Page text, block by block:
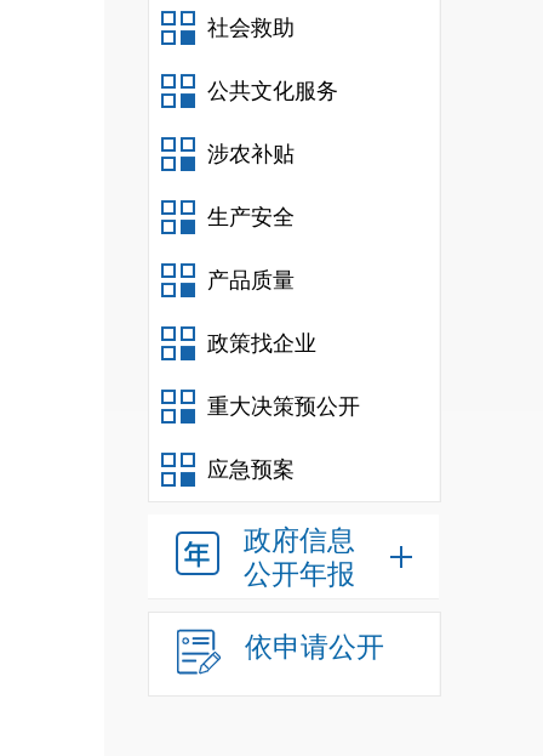
社会救助
公共文化服务
涉农补贴
生产安全
产品质量
政策找企业
重大决策预公开
应急预案
政府信息
公开年报
依申请公开